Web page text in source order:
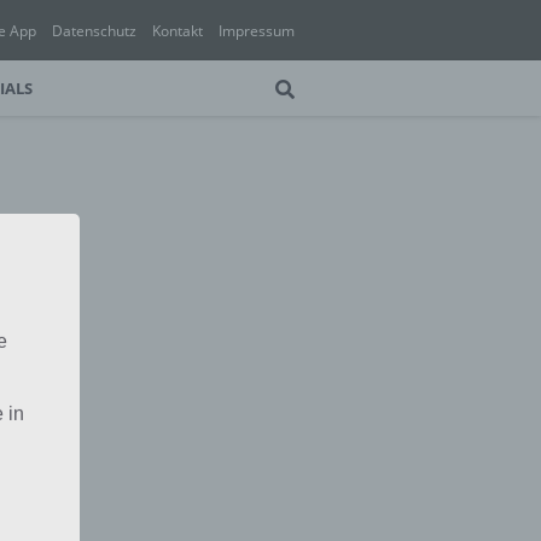
App Datenschutz Kontakt Impressum
in